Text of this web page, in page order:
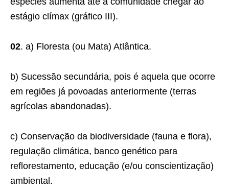
estágio clímax (gráfico III).
02. a) Floresta (ou Mata) Atlântica.
b) Sucessão secundária, pois é aquela que ocorre
em regiões já povoadas anteriormente (terras
agrícolas abandonadas).
c) Conservação da biodiversidade (fauna e flora),
regulação climática, banco genético para
reflorestamento, educação (e/ou conscientização)
ambiental.